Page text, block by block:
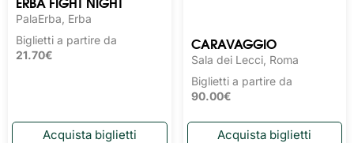
PalaErba, Erba
Biglietti a partire da
21.70€
CARAVAGGIO
Sala dei Lecci, Roma
Biglietti a partire da
90.00€